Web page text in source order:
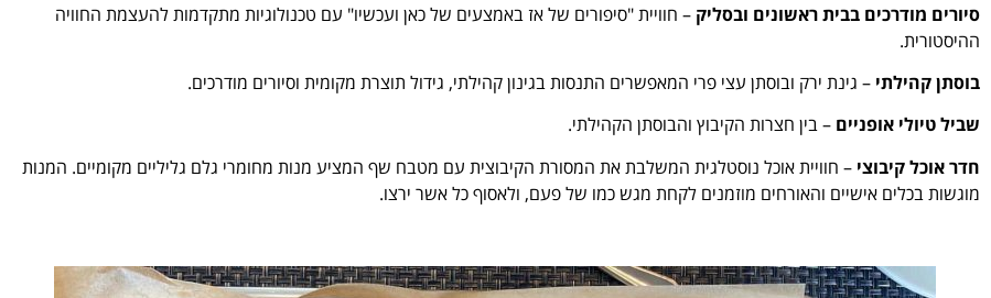
סיורים מודרכים בבית ראשונים ובסליק – חוויית "סיפורים של אז באמצעים של כאן ועכשיו" עם טכנולוגיות מתקדמות להעצמת החוויה
ההיסטורית.
בוסתן קהילתי – גינת ירק ובוסתן עצי פרי המאפשרים התנסות בגינון קהילתי, גידול תוצרת מקומית וסיורים מודרכים.
שביל טיולי אופניים – בין חצרות הקיבוץ והבוסתן הקהילתי.
חדר אוכל קיבוצי – חוויית אוכל נוסטלגית המשלבת את המסורת הקיבוצית עם מטבח שף המציע מנות מחומרי גלם גליליים מקומיים. המנות
מוגשות בכלים אישיים והאורחים מוזמנים לקחת מגש כמו של פעם, ולאסוף כל אשר ירצו.